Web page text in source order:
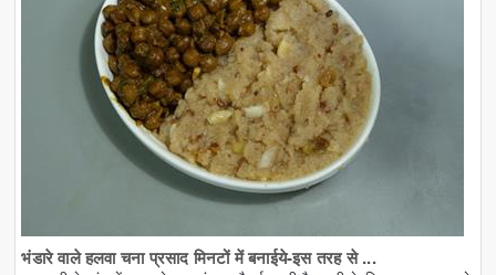
भंडारे वाले हलवा चना प्रसाद मिनटों में बनाईये-इस तरह से ...